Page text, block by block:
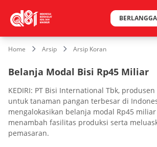
Home Arsip Arsip Koran
Belanja Modal Bisi Rp45 Miliar
KEDIRI: PT Bisi International Tbk,
untuk tanaman pangan terbesar di
mengalokasikan belanja modal Rp45
menambah fasilitas produksi serta
pemasaran.